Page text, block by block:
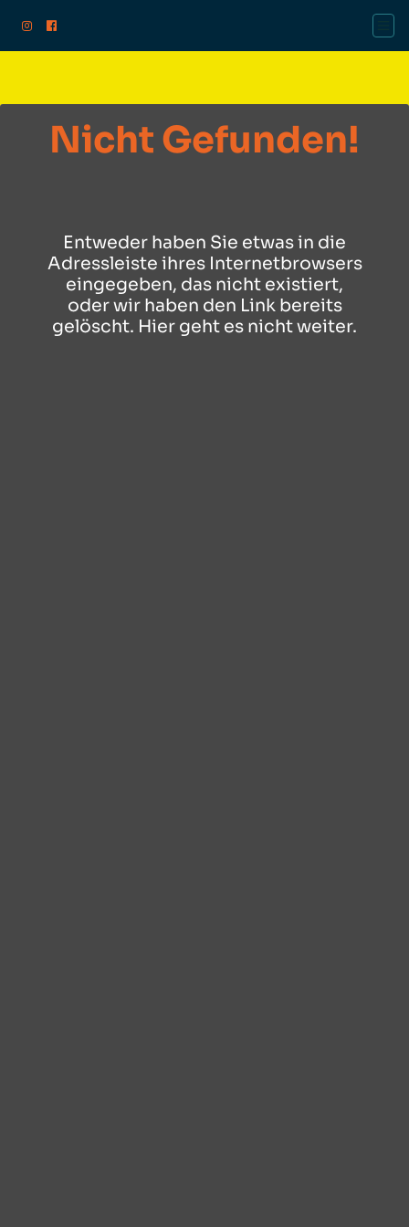
Instagram Globale Mittelhessen
Facebook Globale Mittelhessen
Nicht Gefunden!
Entweder haben Sie etwas in die
Adressleiste ihres Internetbrowsers
eingegeben, das nicht existiert,
oder wir haben den Link bereits
gelöscht. Hier geht es nicht weiter.